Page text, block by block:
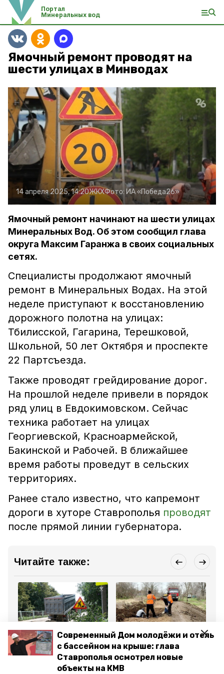
Современный Дом молодёжи и отель
с бассейном на крыше: глава
Ставрополья осмотрел новые
объекты на КМВ
Портал
Минеральных вод
Ямочный ремонт проводят на
шести улицах в Минводах
14 апреля 2025, 14:20ЖКХФото: ИА «Победа26»
Ямочный ремонт начинают на шести улицах
Минеральных Вод. Об этом сообщил глава
округа Максим Гаранжа в своих социальных
сетях.
Специалисты продолжают ямочный
ремонт в Минеральных Водах. На этой
неделе приступают к восстановлению
дорожного полотна на улицах:
Тбилисской, Гагарина, Терешковой,
Школьной, 50 лет Октября и проспекте
22 Партсъезда.
Также проводят грейдирование дорог.
На прошлой неделе привели в порядок
ряд улиц в Евдокимовском. Сейчас
техника работает на улицах
Георгиевской, Красноармейской,
Бакинской и Рабочей. В ближайшее
время работы проведут в сельских
территориях.
Ранее стало известно, что капремонт
дороги в хуторе Ставрополья проводят
после прямой линии губернатора.
Читайте также:
Общество
10 апреля 2025, 15:43
Дорогу «Канглы –
Братство и Равенство»
ремонтируют в
Общество
6 апреля 2025, 11:05
Участок дороги в 1,2 км
отремонтируют в хуторе
Николаевская Степь